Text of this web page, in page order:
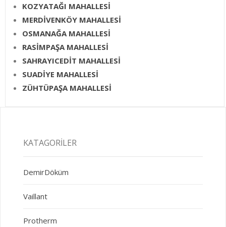
KOZYATAĞI MAHALLESİ
MERDİVENKÖY MAHALLESİ
OSMANAĞA MAHALLESİ
RASİMPAŞA MAHALLESİ
SAHRAYICEDİT MAHALLESİ
SUADİYE MAHALLESİ
ZÜHTÜPAŞA MAHALLESİ
KATAGORILER
DemirDöküm
Vaillant
Protherm